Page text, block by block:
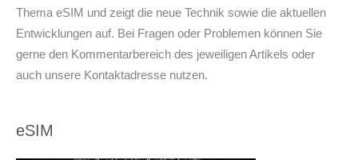
Thema eSIM und zeigt die neue Technik sowie die aktuellen
Entwicklungen auf. Bei Fragen oder Problemen können Sie
gerne den Kommentarbereich des jeweiligen Artikels oder
auch unsere Kontaktadresse nutzen.
eSIM